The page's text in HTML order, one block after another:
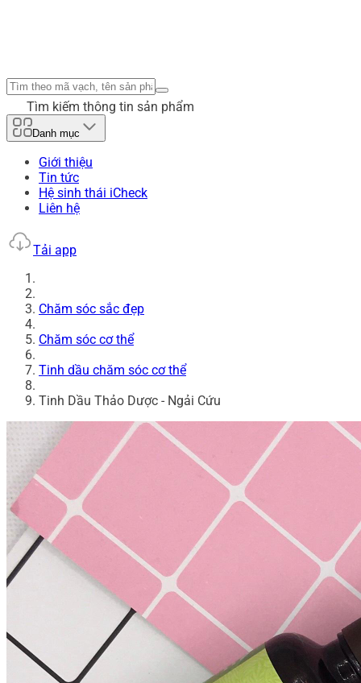
Tìm kiếm thông tin sản phẩm
Danh mục
Giới thiệu
Tin tức
Hệ sinh thái iCheck
Liên hệ
Tải app
Chăm sóc sắc đẹp
Chăm sóc cơ thể
Tinh dầu chăm sóc cơ thể
Tinh Dầu Thảo Dược - Ngải Cứu